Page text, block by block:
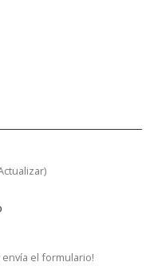
)
envía el formulario!